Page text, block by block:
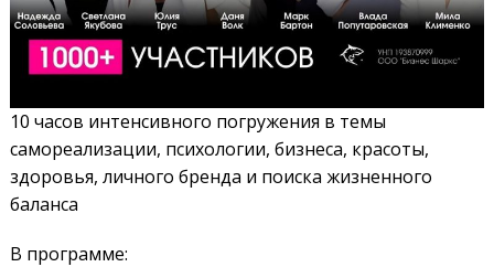
10 часов интенсивного погружения в темы
самореализации, психологии, бизнеса, красоты,
здоровья, личного бренда и поиска жизненного
баланса
В программе: